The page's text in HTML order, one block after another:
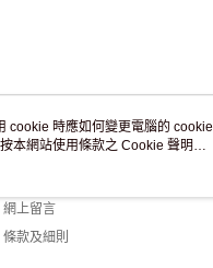
客戶服務
網上留言
條款及細則
cookie 時應如何變更電腦的 cookie
本網站使用條款之 Cookie 聲明使